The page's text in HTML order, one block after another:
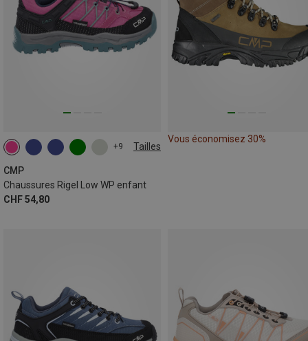
+9 Tailles
CMP
Chaussures Rigel Low WP enfant
CHF 54,80
Vous économisez 30%